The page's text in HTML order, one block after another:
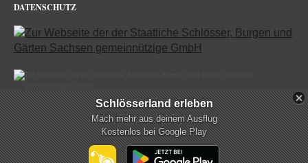
DATENSCHUTZ
Dresdner Zwinger im Netz
Schlösserland erleben
Mach mehr aus deinem Ausflug
Kostenlos bei Google Play
mehr